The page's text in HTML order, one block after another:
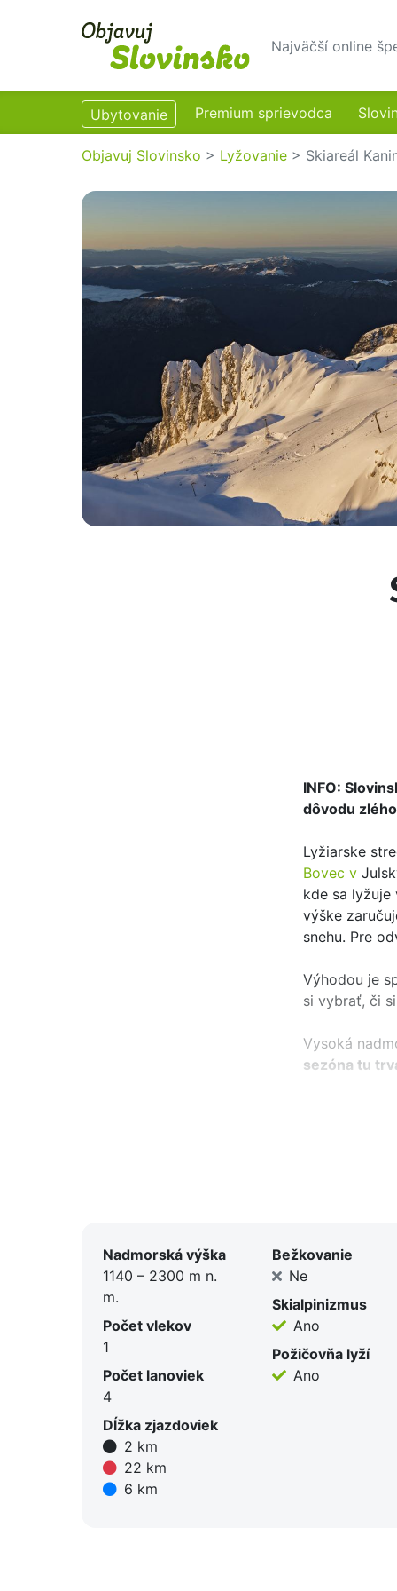
Najväčší online
Ubytovanie Premium sprievodca
Objavuj Slovinsko > Lyžovanie > Skiareál
INFO:
dôvodu
Lyžiarske
Bovec v
kde sa
výške
snehu. Pre
Výhodou je
si vybrať, či
Vysoká
sezóna tu
Nadmorská výška
1140 – 2300 m n.
m.
Počet vlekov
1
Počet lanoviek
4
Dĺžka zjazdoviek
2 km
22 km
6 km
Bežkovanie
Ne
Skialpinizmus
Ano
Požičovňa lyží
Ano